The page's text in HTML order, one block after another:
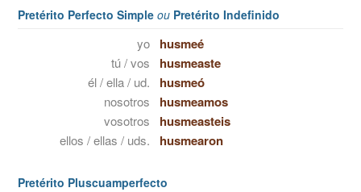
Pretérito Perfecto Simple ou Pretérito Indefinido
yo husmeé
tú / vos husmeaste
él / ella / ud. husmeó
nosotros husmeamos
vosotros husmeasteis
ellos / ellas / uds. husmearon
Pretérito Pluscuamperfecto